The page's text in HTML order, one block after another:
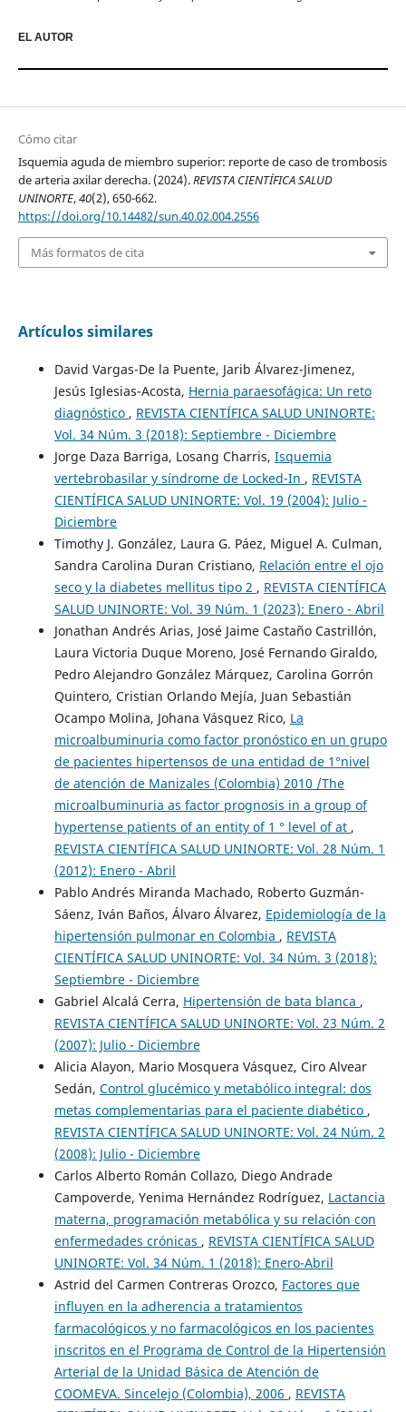
EL AUTOR
Cómo citar
Isquemia aguda de miembro superior: reporte de caso de trombosis
de arteria axilar derecha. (2024).REVISTA CIENTÍFICA SALUD
UNINORTE,40(2), 650-662.
https://doi.org/10.14482/sun.40.02.004.2556
Más formatos de cita
Artículos similares
David Vargas-De la Puente, Jarib Álvarez-Jimenez,
Jesús Iglesias-Acosta, Hernia paraesofágica: Un reto
diagnóstico , REVISTA CIENTÍFICA SALUD UNINORTE:
Vol. 34 Núm. 3 (2018): Septiembre - Diciembre
Jorge Daza Barriga, Losang Charris, Isquemia
vertebrobasilar y síndrome de Locked-In , REVISTA
CIENTÍFICA SALUD UNINORTE: Vol. 19 (2004): Julio -
Diciembre
Timothy J. González, Laura G. Páez, Miguel A. Culman,
Sandra Carolina Duran Cristiano, Relación entre el ojo
seco y la diabetes mellitus tipo 2 , REVISTA CIENTÍFICA
SALUD UNINORTE: Vol. 39 Núm. 1 (2023): Enero - Abril
Jonathan Andrés Arias, José Jaime Castaño Castrillón,
Laura Victoria Duque Moreno, José Fernando Giraldo,
Pedro Alejandro González Márquez, Carolina Gorrón
Quintero, Cristian Orlando Mejía, Juan Sebastián
Ocampo Molina, Johana Vásquez Rico, La
microalbuminuria como factor pronóstico en un grupo
de pacientes hipertensos de una entidad de 1°nivel
de atención de Manizales (Colombia) 2010 /The
microalbuminuria as factor prognosis in a group of
hypertense patients of an entity of 1 ° level of at ,
REVISTA CIENTÍFICA SALUD UNINORTE: Vol. 28 Núm. 1
(2012): Enero - Abril
Pablo Andrés Miranda Machado, Roberto Guzmán-
Sáenz, Iván Baños, Álvaro Álvarez, Epidemiología de la
hipertensión pulmonar en Colombia , REVISTA
CIENTÍFICA SALUD UNINORTE: Vol. 34 Núm. 3 (2018):
Septiembre - Diciembre
Gabriel Alcalá Cerra, Hipertensión de bata blanca ,
REVISTA CIENTÍFICA SALUD UNINORTE: Vol. 23 Núm. 2
(2007): Julio - Diciembre
Alicia Alayon, Mario Mosquera Vásquez, Ciro Alvear
Sedán, Control glucémico y metabólico integral: dos
metas complementarias para el paciente diabético ,
REVISTA CIENTÍFICA SALUD UNINORTE: Vol. 24 Núm. 2
(2008): Julio - Diciembre
Carlos Alberto Román Collazo, Diego Andrade
Campoverde, Yenima Hernández Rodríguez, Lactancia
materna, programación metabólica y su relación con
enfermedades crónicas , REVISTA CIENTÍFICA SALUD
UNINORTE: Vol. 34 Núm. 1 (2018): Enero-Abril
Astrid del Carmen Contreras Orozco, Factores que
influyen en la adherencia a tratamientos
farmacológicos y no farmacológicos en los pacientes
inscritos en el Programa de Control de la Hipertensión
Arterial de la Unidad Básica de Atención de
COOMEVA. Sincelejo (Colombia), 2006 , REVISTA